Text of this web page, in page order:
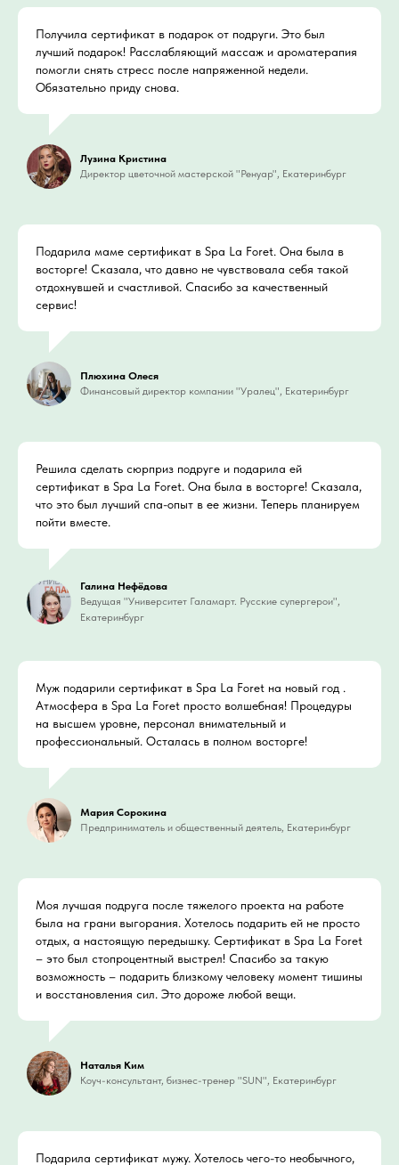
Получила сертификат в подарок от подруги. Это был
лучший подарок! Расслабляющий массаж и ароматерапия
помогли снять стресс после напряженной недели.
Обязательно приду снова.
Лузина Кристина
Директор цветочной мастерской "Ренуар", Екатеринбург
Подарила маме сертификат в Spa La Foret. Она была в
восторге! Сказала, что давно не чувствовала себя такой
отдохнувшей и счастливой. Спасибо за качественный
сервис!
Плюхина Олеся
Финансовый директор компании "Уралец", Екатеринбург
Решила сделать сюрприз подруге и подарила ей
сертификат в Spa La Foret. Она была в восторге! Сказала,
что это был лучший спа-опыт в ее жизни. Теперь планируем
пойти вместе.
Галина Нефёдова
Ведущая "Университет Галамарт. Русские супергерои",
Екатеринбург
Муж подарили сертификат в Spa La Foret на новый год .
Атмосфера в Spa La Foret просто волшебная! Процедуры
на высшем уровне, персонал внимательный и
профессиональный. Осталась в полном восторге!
Мария Сорокина
Предприниматель и общественный деятель, Екатеринбург
Моя лучшая подруга после тяжелого проекта на работе
была на грани выгорания. Хотелось подарить ей не просто
отдых, а настоящую передышку. Сертификат в Spa La Foret
– это был стопроцентный выстрел! Спасибо за такую
возможность – подарить близкому человеку момент тишины
и восстановления сил. Это дороже любой вещи.
Наталья Ким
Коуч-консультант, бизнес-тренер "SUN", Екатеринбург
Подарила сертификат мужу. Хотелось чего-то необычного,